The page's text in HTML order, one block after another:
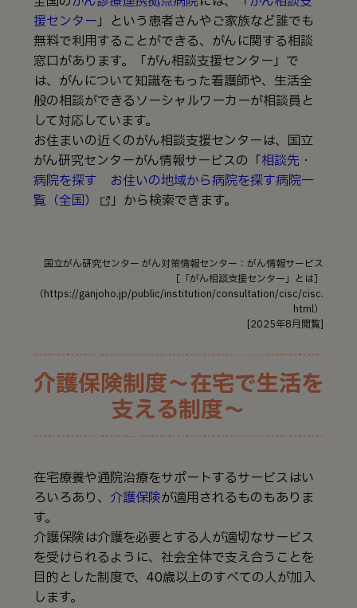
援センター」という患者さんやご家族など誰でも
無料で利用することができる、がんに関する相談
窓口があります。「がん相談支援センター」で
は、がんについて知識をもった看護師や、生活全
般の相談ができるソーシャルワーカーが相談員と
して対応しています。
お住まいの近くのがん相談支援センターは、国立
がん研究センターがん情報サービスの「相談先・
病院を探す お住いの地域から病院を探す病院一
覧（全国）
」から検索できます。
国立がん研究センター がん対策情報センター：がん情報サービス
［「がん相談支援センター」とは］
（https://ganjoho.jp/public/institution/consultation/cisc/cisc.
html）
[2025年8月閲覧]
介護保険制度～在宅で生活を
支える制度～
在宅療養や通院治療をサポートするサービスはい
ろいろあり、 介護保険が適用されるものもありま
す。
介護保険は介護を必要とする人が適切なサービス
を受けられるように、社会全体で支え合うことを
目的とした制度で、40歳以上のすべての人が加入
します。